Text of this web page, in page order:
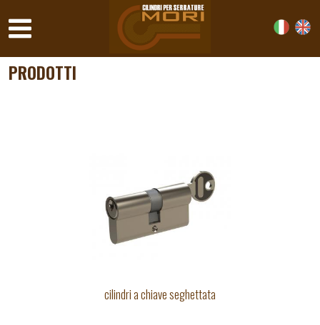
PRODOTTI
cilindri a chiave seghettata